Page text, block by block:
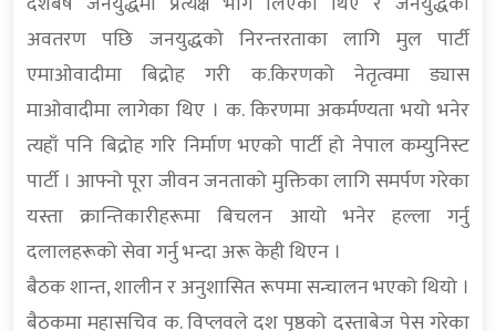
अवतरण पछि जनयुद्धको निरन्तरताका लागि मुल पार्टी
एमाओवादीमा बिद्रोह गरी क.किरणको नेतृत्वमा ड्यास
माओवादीमा लागेका थिए । क. किरणमा अकर्मण्यता भयो भनेर
त्यहाँ पनि बिद्रोह गरि निर्माण भएको पार्टी हो नेपाल कम्युनिस्ट
पार्टी । आफ्नो पूरा जीवन जनताको मुक्तिका लागि समर्पण गरेका
यस्ता क्रान्तिकारीहरूमा बिचलन आयो भनेर हल्ला गर्नु
दलालहरूको सेवा गर्नु भन्दा अरू केही थिएन ।
बैठक शान्त, शालीन र अनुशासित रूपमा सन्चालन भएको थियो ।
बैठकमा महासचिव क. विप्लवले दश पृष्ठको दस्ताबेज पेस गरेका